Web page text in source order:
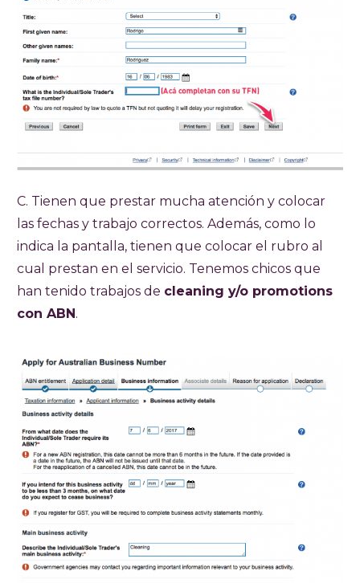
C. Tienen que prestar mucha atención y colocar
las fechas y trabajo correctos. Además, como lo
indica la pantalla, tienen que colocar el rubro al
cual prestan en el servicio. Tenemos chicos que
han tenido trabajos de cleaning y/o promotions
con ABN.